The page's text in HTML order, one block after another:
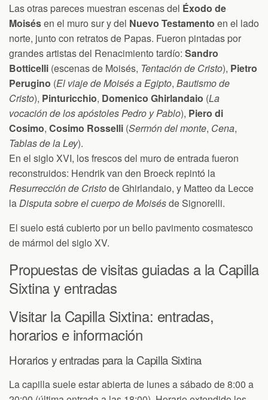
Las otras pareces muestran escenas del Éxodo de
Moisésen el muro sur y del Nuevo Testamento en el lado
norte, junto con retratos de Papas. Fueron pintadas por
grandes artistas del Renacimiento tardío: Sandro
Botticelli (escenas de Moisés, Tentación de Cristo), Pietro
Perugino (El viaje de Moisés a Egipto, Bautismo de
Cristo), Pinturicchio, Domenico Ghirlandaio (La
vocación de los apóstoles Pedro y Pablo), Piero di
Cosimo, Cosimo Rosselli (Sermón del monte, Cena,
Tablas de la Ley).
En el siglo XVI, los frescos del muro de entrada fueron
reconstruidos: Hendrik van den Broeck repintó la
Resurrección de Cristode Ghirlandaio, y Matteo da Lecce
la Disputa sobre el cuerpo de Moisésde Signorelli.
El suelo está cubierto por un bello pavimento cosmatesco
de mármol del siglo XV.
Propuestas de visitas guiadas a la Capilla
Sixtina y entradas
Visitar la Capilla Sixtina: entradas,
horarios e información
Horarios y entradas para la Capilla Sixtina
La capilla suele estar abierta de lunes a sábado de 8:00 a